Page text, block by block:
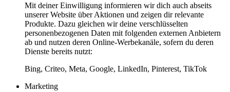
Mit deiner Einwilligung informieren wir dich auch abseits
unserer Website über Aktionen und zeigen dir relevante
Produkte. Dazu gleichen wir deine verschlüsselten
personenbezogenen Daten mit folgenden externen Anbietern
ab und nutzen deren Online-Werbekanäle, sofern du deren
Dienste bereits nutzt:
Bing, Criteo, Meta, Google, LinkedIn, Pinterest, TikTok
Marketing